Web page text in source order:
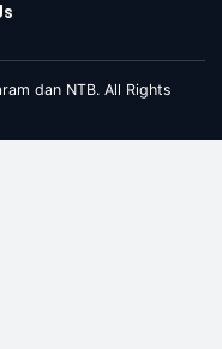
dan NTB. All Rights